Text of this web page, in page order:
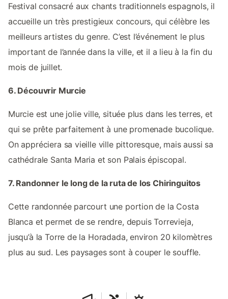
Festival consacré aux chants traditionnels espagnols, il
accueille un très prestigieux concours, qui célèbre les
meilleurs artistes du genre. C’est l’événement le plus
important de l’année dans la ville, et il a lieu à la fin du
mois de juillet.
6. Découvrir Murcie
Murcie est une jolie ville, située plus dans les terres, et
qui se prête parfaitement à une promenade bucolique.
On appréciera sa vieille ville pittoresque, mais aussi sa
cathédrale Santa Maria et son Palais épiscopal.
7. Randonner le long de la ruta de los Chiringuitos
Cette randonnée parcourt une portion de la Costa
Blanca et permet de se rendre, depuis Torrevieja,
jusqu’à la Torre de la Horadada, environ 20 kilomètres
plus au sud. Les paysages sont à couper le souffle.